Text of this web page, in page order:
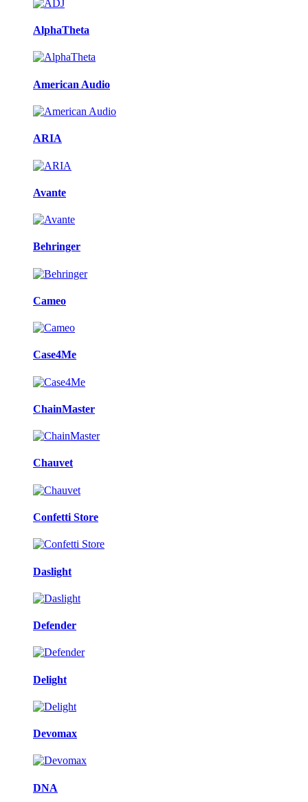
AlphaTheta
American Audio
ARIA
Avante
Behringer
Cameo
Case4Me
ChainMaster
Chauvet
Confetti Store
Daslight
Defender
Delight
Devomax
DNA